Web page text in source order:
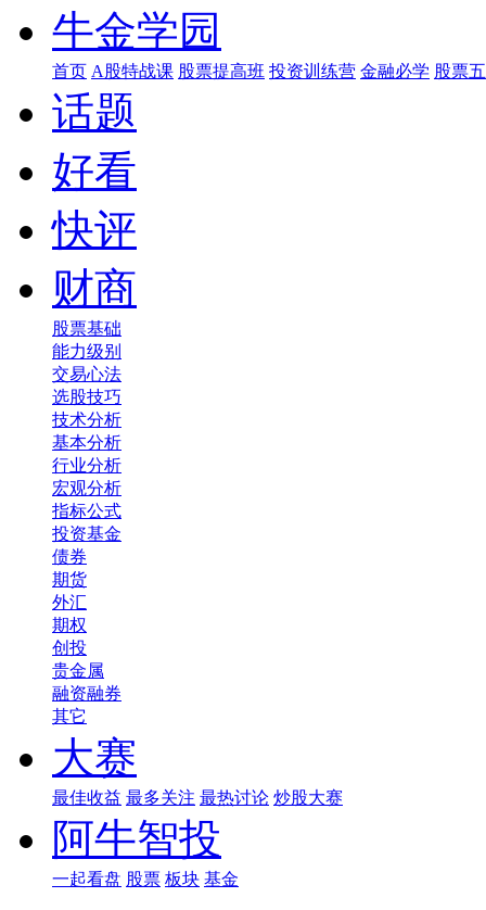
牛金学园
首页 A股特战课 股票提高班 投资训练营 金融必学 股票
话题
好看
快评
财商
股票基础
能力级别
交易心法
选股技巧
技术分析
基本分析
行业分析
宏观分析
指标公式
投资基金
债券
期货
外汇
期权
创投
贵金属
融资融券
其它
大赛
最佳收益 最多关注 最热讨论 炒股大赛
阿牛智投
一起看盘 股票 板块 基金